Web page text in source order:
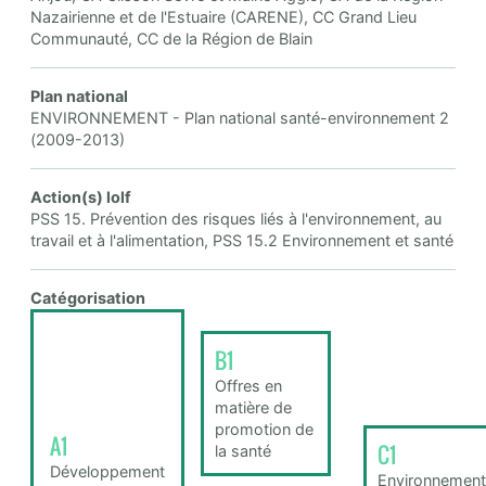
Nazairienne et de l'Estuaire (CARENE), CC Grand Lieu
Communauté, CC de la Région de Blain
Plan national
ENVIRONNEMENT - Plan national santé-environnement 2
(2009-2013)
Action(s) lolf
PSS 15. Prévention des risques liés à l'environnement, au
travail et à l'alimentation, PSS 15.2 Environnement et santé
Catégorisation
A1
Développement
B1
Offres en
matière de
promotion de
la santé
C1
Environnement